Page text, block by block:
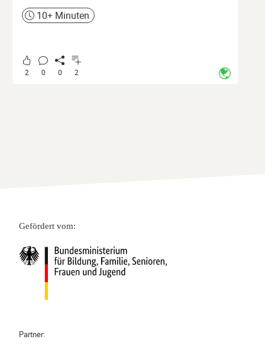
Zeit10+ Minuten
2 0 0 2
Gefördert vom:
Partner: